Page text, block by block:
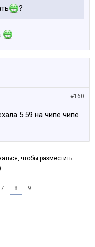
?
#160
5.59 на чипе чипе
чтобы разместить
7 8 9